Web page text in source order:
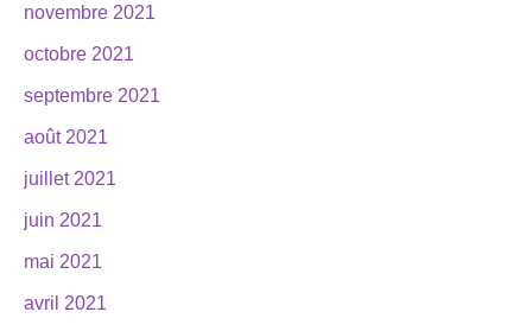
novembre 2021
octobre 2021
septembre 2021
août 2021
juillet 2021
juin 2021
mai 2021
avril 2021